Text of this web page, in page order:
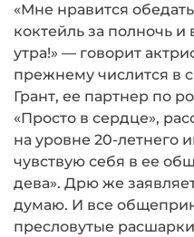
«Мне нравится
коктейль за полночь
утра!» — говорит
пре­жнему числится в
Грант, ее партнер по
«Просто в сердце»,
на уровне 20-летнего
чувствую себя в ее
дева». Дрю же
думаю. И все
пресловутые